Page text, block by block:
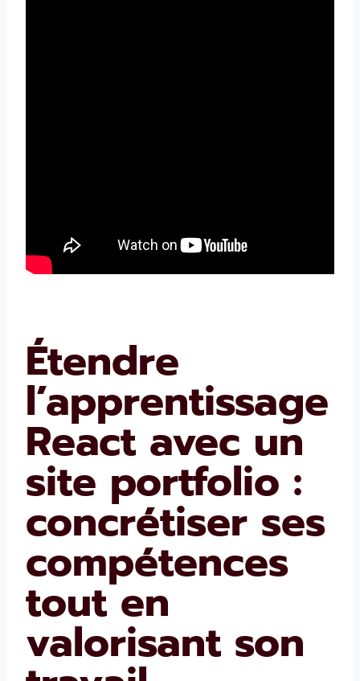
Étendre
l’apprentissage
React avec un
site portfolio :
concrétiser ses
compétences
tout en
valorisant son